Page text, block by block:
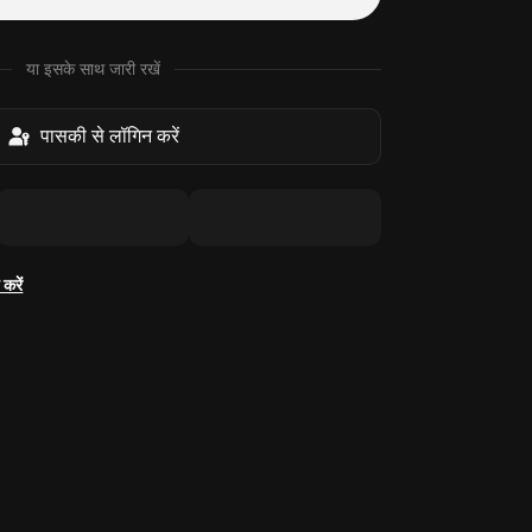
या इसके साथ जारी रखें
पासकी से लॉगिन करें
करें